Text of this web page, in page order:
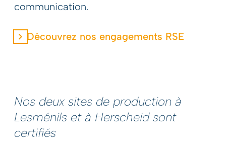
communication.
Découvrez nos engagements RSE
Nos deux sites de production à
Lesménils et à Herscheid sont
certifiés